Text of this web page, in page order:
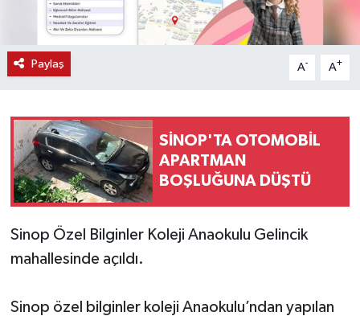
Paylaş A- A+
SİNOP'TA OTOMOBİL
APARTMAN
BOŞLUĞUNA DÜŞTÜ
Sinop Özel Bilginler Koleji Anaokulu Gelincik
mahallesinde açıldı.
Sinop özel bilginler koleji Anaokulu’ndan yapılan